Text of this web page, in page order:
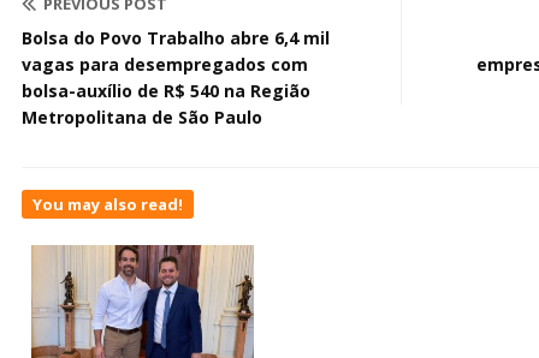
Bolsa do Povo Trabalho abre 6,4 mil
vagas para desempregados com
bolsa-auxílio de R$ 540 na Região
Metropolitana de São Paulo
You may also read!